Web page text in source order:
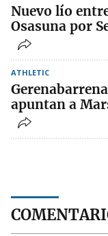
Nuevo lío
Osasuna por
ATHLETIC
apuntan a